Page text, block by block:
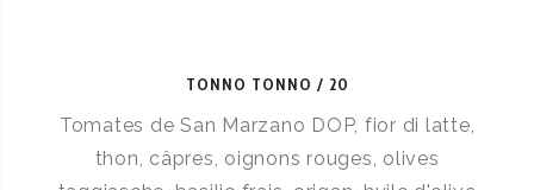
TONNO TONNO 20
Tomates de San Marzano DOP, fior di latte,
thon, câpres, oignons rouges, olives